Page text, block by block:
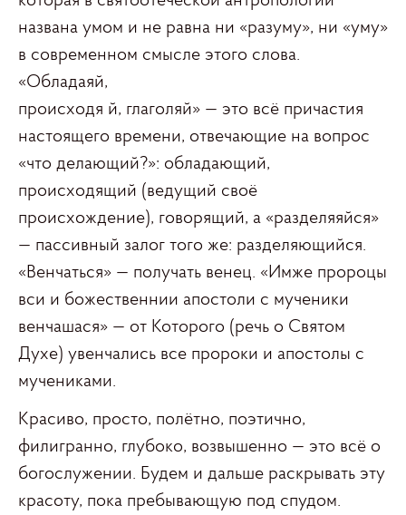
названа умом и не равна ни «разуму», ни «уму»
в современном смысле этого слова.
«Обладаяй,
происходя й, глаголяй» — это всё причастия
настоящего времени, отвечающие на вопрос
«что делающий?»: обладающий,
происходящий (ведущий своё
происхождение), говорящий, а «разделяяйся»
— пассивный залог того же: разделяющийся.
«Венчаться» — получать венец. «Имже пророцы
вси и божественнии апостоли с мученики
венчашася» — от Которого (речь о Святом
Духе) увенчались все пророки и апостолы с
мучениками.
Красиво, просто, полётно, поэтично,
филигранно, глубоко, возвышенно — это всё о
богослужении. Будем и дальше раскрывать эту
красоту, пока пребывающую под спудом.